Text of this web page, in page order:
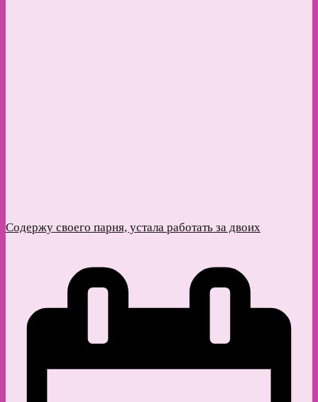
Содержу своего парня, устала работать за двоих